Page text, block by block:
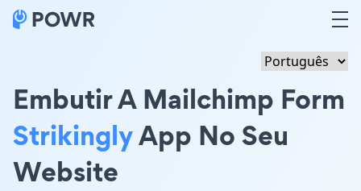
Embutir A Mailchimp Form
StrikinglyApp No Seu
Website